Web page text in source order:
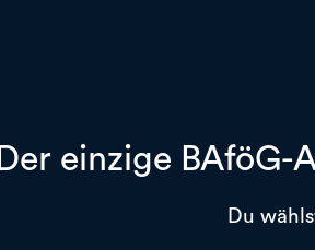
Der einzige BAföG-
Du